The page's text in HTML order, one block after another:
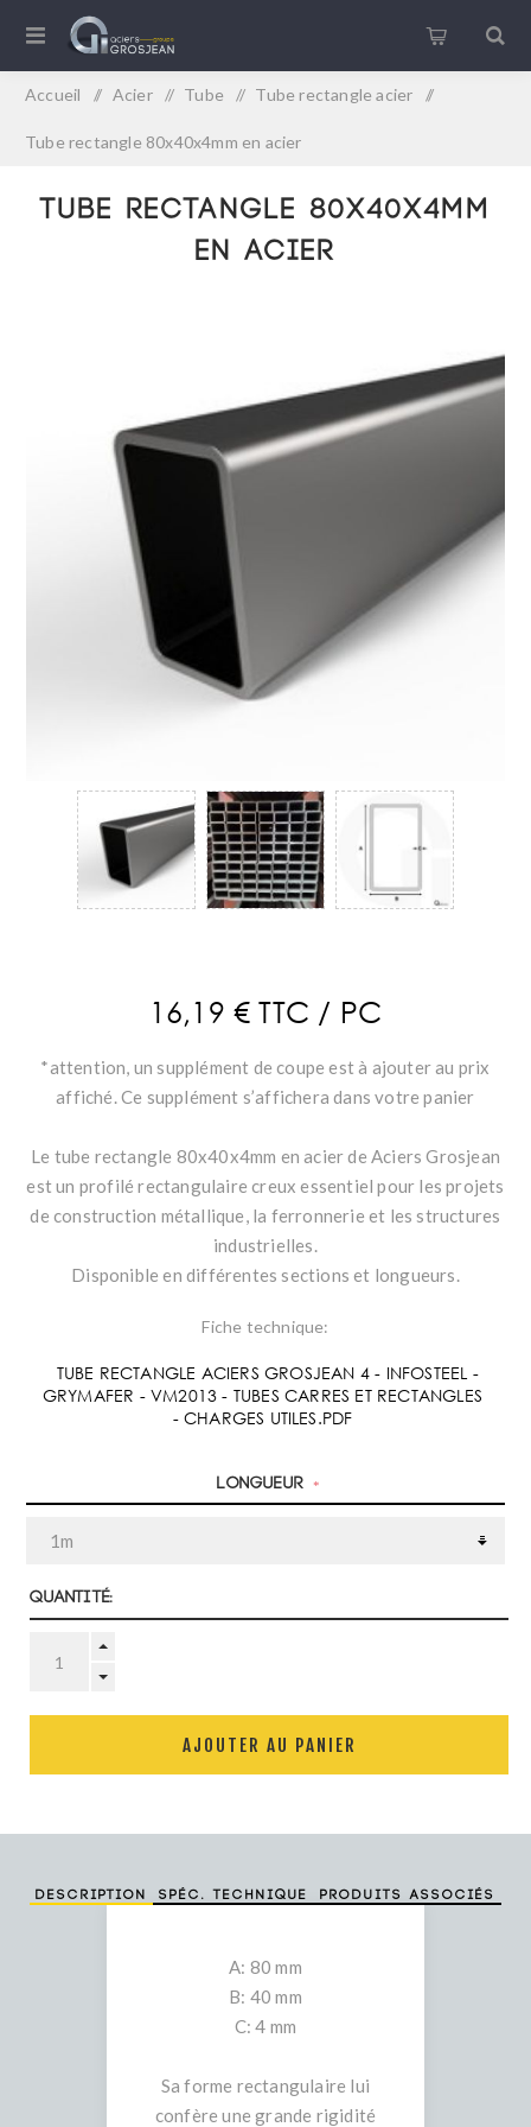
Accueil / Acier / Tube / Tube rectangle acier /
Tube rectangle 80x40x4mm en acier
Tube rectangle 80x40x4mm
en acier
16,19 € TTC / PC
*attention, un supplément de coupe est à ajouter au prix
affiché. Ce supplément s’affichera dans votre panier
Le tube rectangle 80x40x4mm en acier de Aciers Grosjean
est un profilé rectangulaire creux essentiel pour les projets
de construction métallique, la ferronnerie et les structures
industrielles.
Disponible en différentes sections et longueurs.
Fiche technique:
TUBE RECTANGLE ACIERS GROSJEAN 4 - INFOSTEEL -
GRYMAFER - VM2013 - TUBES CARRES ET RECTANGLES
- CHARGES UTILES.PDF
Longueur *
Quantité:
AJOUTER AU PANIER
Description Spéc. technique Produits associés
A: 80 mm
B: 40 mm
C: 4 mm
Sa forme rectangulaire lui
confère une grande rigidité